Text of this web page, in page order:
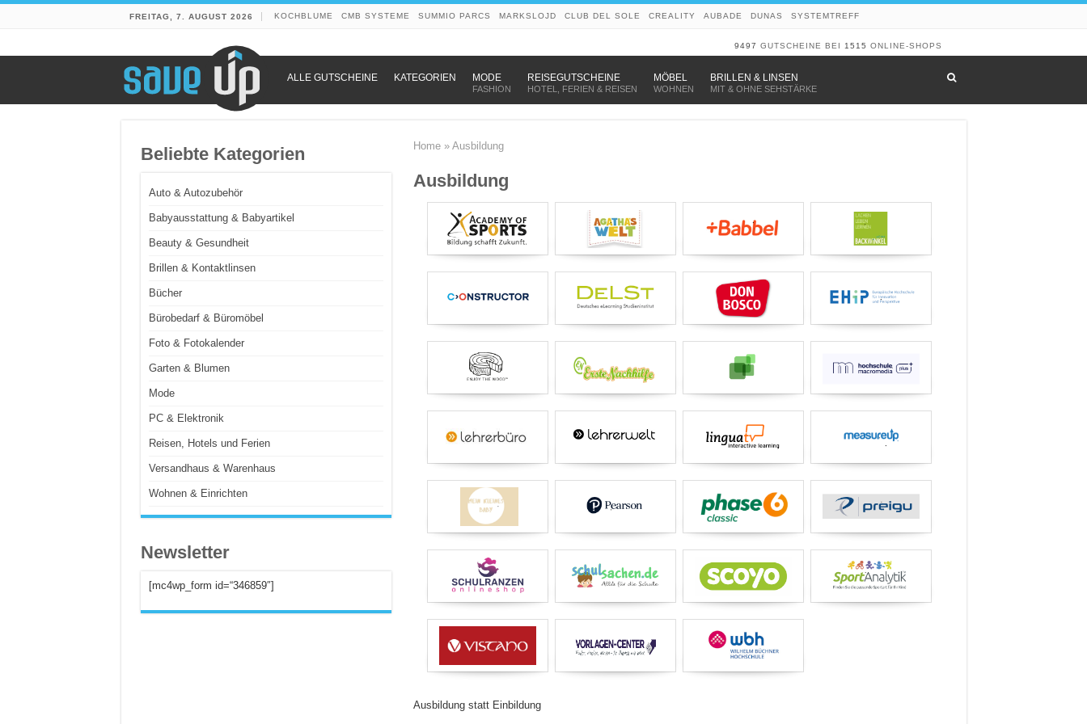
FREITAG, 7. AUGUST 2026 KOCHBLUME CMB SYSTEME SUMMIO PARCS MARKSLOJD CLUB DEL SOLE CREALITY AUBADE DUNAS SYSTEMTREFF
9497 GUTSCHEINE BEI 1515 ONLINE-SHOPS
ALLE GUTSCHEINE KATEGORIEN MODE–
FASHION
REISEGUTSCHEINE–
HOTEL, FERIEN & REISEN
MÖBEL –
WOHNEN
BRILLEN & LINSEN
MIT & OHNE SEHSTÄRKE
Home» Ausbildung
Ausbildung
Ausbildung statt Einbildung
Beliebte Kategorien
Auto & Autozubehör
Babyausstattung & Babyartikel
Beauty & Gesundheit
Brillen & Kontaktlinsen
Bücher
Bürobedarf & Büromöbel
Foto & Fotokalender
Garten & Blumen
Mode
PC & Elektronik
Reisen, Hotels und Ferien
Versandhaus & Warenhaus
Wohnen & Einrichten
Newsletter
[mc4wp_form id=“346859″]